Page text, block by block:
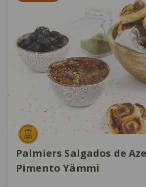
Palmiers Salgados de
Pimento Yämmi